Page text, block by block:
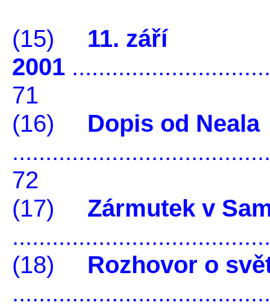
(15) 11. září
2001
71
(16) Dopis od Neala
72
(17) Zármutek v
(18) Rozhovor o